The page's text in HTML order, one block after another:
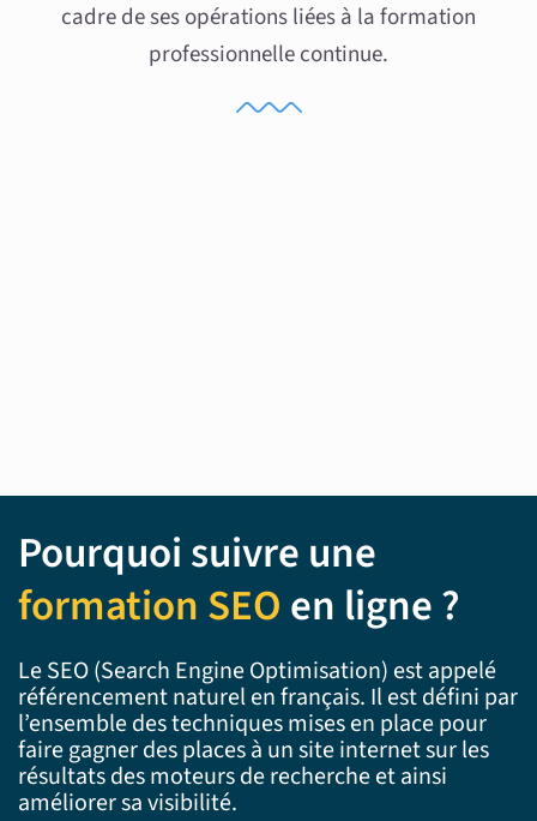
cadre de ses opérations liées à la formation
professionnelle continue.
Pourquoi suivre une
formation SEO en ligne ?
Le SEO (Search Engine Optimisation) est appelé
référencement naturel en français. Il est défini par
l’ensemble des techniques mises en place pour
faire gagner des places à un site internet sur les
résultats des moteurs de recherche et ainsi
améliorer sa visibilité.